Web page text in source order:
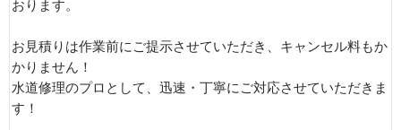
おります。
お見積りは作業前にご提示させていただき、キャンセル料もか
かりません！
水道修理のプロとして、迅速・丁寧にご対応させていただきま
す！